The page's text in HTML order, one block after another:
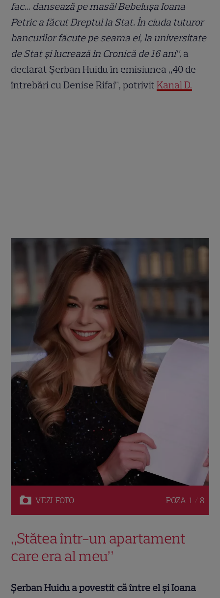
fac… dansează pe masă! Bebelușa Ioana
Petric a făcut Dreptul la Stat. În ciuda tuturor
bancurilor făcute pe seama ei, la universitate
de Stat și lucrează în Cronică de 16 ani”, a
declarat Șerban Huidu în emisiunea „40 de
întrebări cu Denise Rifai”, potrivitKanal D.
VEZI FOTO POZA 1 / 8
„Stătea într-un apartament
care era al meu”
Șerban Huidu a povestit că între el și Ioana